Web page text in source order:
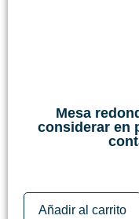
Mesa
considerar en
Añadir al carrito